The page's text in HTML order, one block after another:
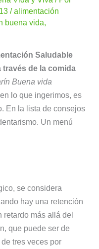
/alimentación
buena vida,
Saludable
de la comida
Buena vida
lo que ingerimos, es
En la lista de consejos
Un menú
se considera
hay una retención
retardo más allá del
que puede ser de
tres veces por